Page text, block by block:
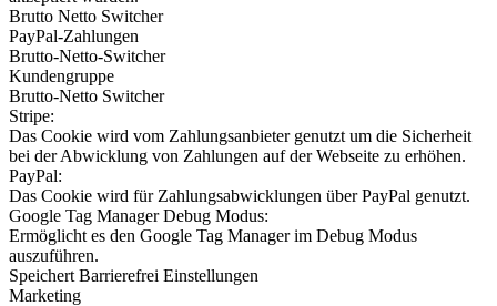
Brutto Netto Switcher
PayPal-Zahlungen
Brutto-Netto-Switcher
Kundengruppe
Brutto-Netto Switcher
Stripe:
Das Cookie wird vom Zahlungsanbieter genutzt um die Sicherheit
bei der Abwicklung von Zahlungen auf der Webseite zu erhöhen.
PayPal:
Das Cookie wird für Zahlungsabwicklungen über PayPal genutzt.
Google Tag Manager Debug Modus:
Ermöglicht es den Google Tag Manager im Debug Modus
auszuführen.
Speichert Barrierefrei Einstellungen
Marketing